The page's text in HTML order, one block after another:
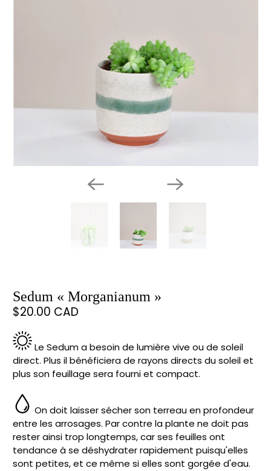
Sedum « Morganianum »
$20.00 CAD
Le Sedum a besoin de lumière vive ou de soleil
direct. Plus il bénéficiera de rayons directs du soleil et
plus son feuillage sera fourni et compact.
On doit laisser sécher son terreau en profondeur
entre les arrosages. Par contre la plante ne doit pas
rester ainsi trop longtemps, car ses feuilles ont
tendance à se déshydrater rapidement puisqu'elles
sont petites, et ce même si elles sont gorgée d'eau.